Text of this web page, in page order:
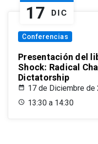
17 DIC
Conferencias
Presentación del
Shock: Radical
Dictatorship
17 de Diciembre de
13:30 a 14:30